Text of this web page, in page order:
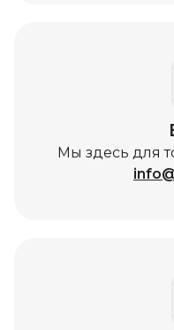
Мы здесь для